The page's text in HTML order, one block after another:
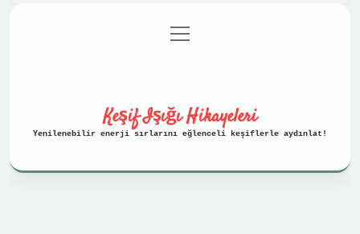
Gizlilik Politikası
menüyü
aç
Keşif Işığı Hikayeleri
Yenilenebilir enerji sırlarını eğlenceli keşiflerle aydınlat!